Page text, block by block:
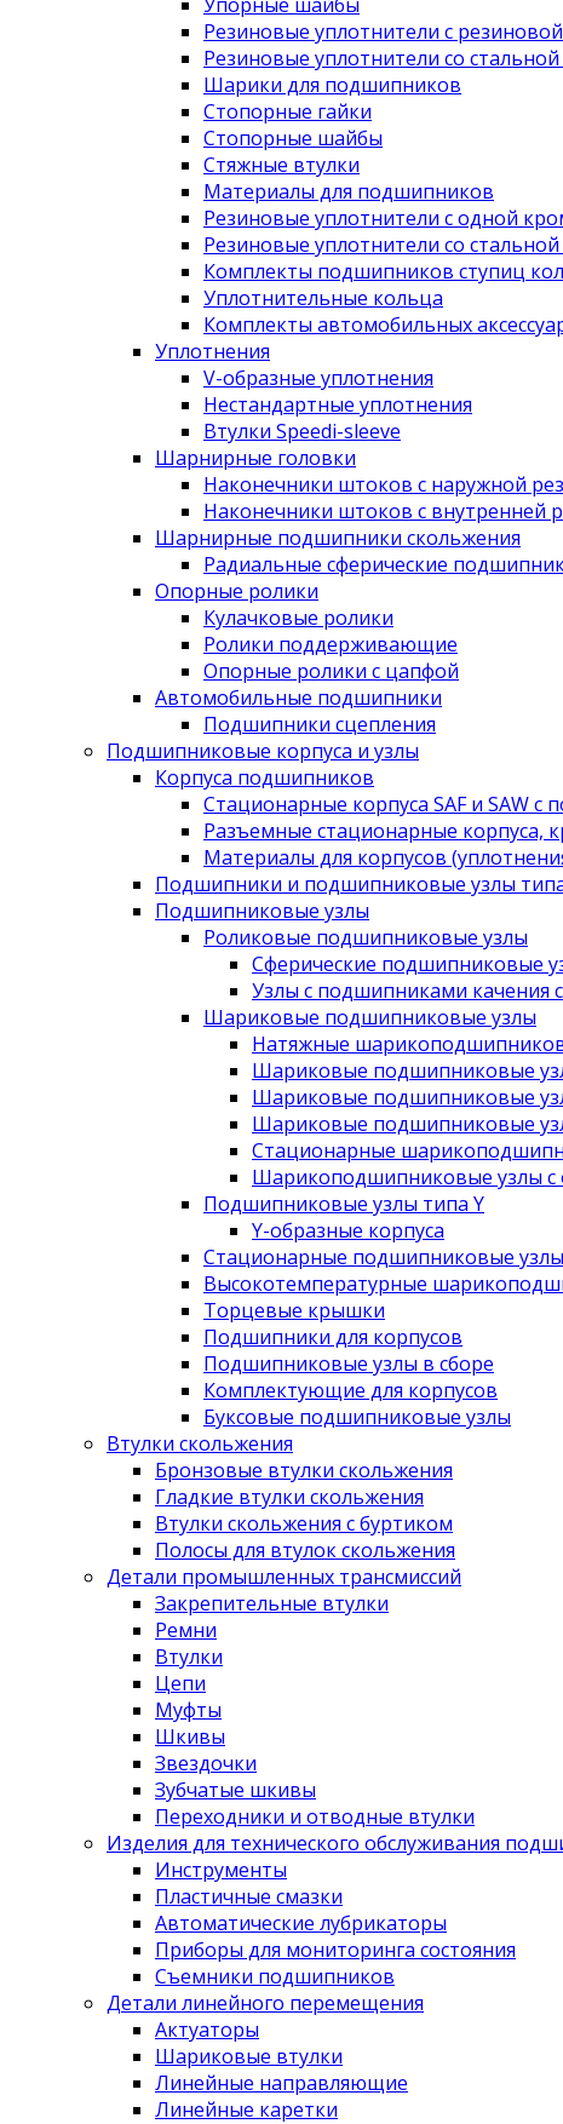
Резиновые уплотнители с
Резиновые уплотнители со
Шарики для подшипников
Стопорные гайки
Стопорные шайбы
Стяжные втулки
Материалы для подшипников
Резиновые уплотнители с одной
Резиновые уплотнители со
Комплекты подшипников ступиц
Уплотнительные кольца
Комплекты автомобильных
Уплотнения
V-образные уплотнения
Нестандартные уплотнения
Втулки Speedi-sleeve
Шарнирные головки
Наконечники штоков с наружной
Наконечники штоков с внутренней
Шарнирные подшипники скольжения
Радиальные сферические
Опорные ролики
Кулачковые ролики
Ролики поддерживающие
Опорные ролики с цапфой
Автомобильные подшипники
Подшипники сцепления
Подшипниковые корпуса и узлы
Корпуса подшипников
Стационарные корпуса SAF и SAW
Разъемные стационарные корпуса,
Материалы для корпусов
Подшипники и подшипниковые узлы
Подшипниковые узлы
Роликовые подшипниковые узлы
Сферические подшипниковые
Узлы с подшипниками качения
Шариковые подшипниковые узлы
Натяжные
Шариковые подшипниковые
Шариковые подшипниковые
Шариковые подшипниковые
Стационарные
Шарикоподшипниковые узлы
Подшипниковые узлы типа Y
Y-образные корпуса
Стационарные подшипниковые узлы
Высокотемпературные
Торцевые крышки
Подшипники для корпусов
Подшипниковые узлы в сборе
Комплектующие для корпусов
Буксовые подшипниковые узлы
Втулки скольжения
Бронзовые втулки скольжения
Гладкие втулки скольжения
Втулки скольжения с буртиком
Полосы для втулок скольжения
Детали промышленных трансмиссий
Закрепительные втулки
Ремни
Втулки
Цепи
Муфты
Шкивы
Звездочки
Зубчатые шкивы
Переходники и отводные втулки
Изделия для технического обслуживания
Инструменты
Пластичные смазки
Автоматические лубрикаторы
Приборы для мониторинга состояния
Съемники подшипников
Детали линейного перемещения
Актуаторы
Шариковые втулки
Линейные направляющие
Линейные каретки